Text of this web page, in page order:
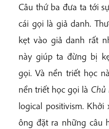
Câu thứ ba đưa ta tới
cái gọi là giả danh.
kẹt vào giả danh rất
này giúp ta đừng bị
gọi. Và nền triết học
nền triết học gọi là Chủ
logical positivism. Khởi
ông đặt ra những câu